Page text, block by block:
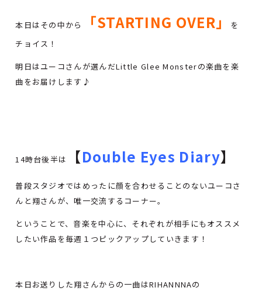
本日はその中から 「STARTING OVER」
を
チョイス！
明日はユーコさんが選んだLittle Glee Monsterの楽曲を楽
曲をお届けします♪
14時台後半は 【Double Eyes Diary】
普段スタジオではめったに顔を合わせることのないユーコさ
んと翔さんが、唯一交流するコーナー。
ということで、音楽を中心に、それぞれが相手にもオススメ
したい作品を毎週１つピックアップしていきます！
本日お送りした翔さんからの一曲はRIHANNNAの